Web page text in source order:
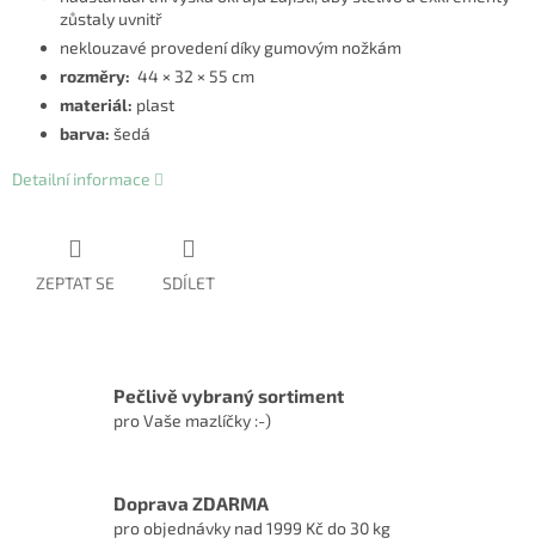
zůstaly uvnitř
neklouzavé provedení díky gumovým nožkám
rozměry: 44 × 32 × 55 cm
materiál: plast
barva: šedá
Detailní informace
ZEPTAT SE SDÍLET
Pečlivě vybraný sortiment
pro Vaše mazlíčky :-)
Doprava ZDARMA
pro objednávky nad 1999 Kč do 30 kg